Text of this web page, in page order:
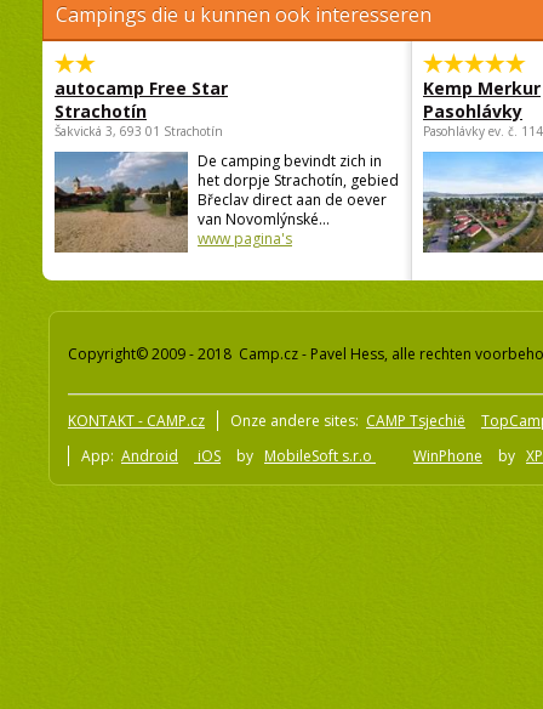
Campings die u kunnen ook interesseren
autocamp Free Star
Strachotín
Šakvická 3, 693 01 Strachotín
De camping bevindt zich in
het dorpje Strachotín, gebied
Břeclav direct aan de oever
van Novomlýnské...
www pagina's
Kemp Merkur
Pasohlávky
Pasohlávky ev. č.
Copyright© 2009 - 2018 Camp.cz - Pavel Hess, alle rechten
KONTAKT - CAMP.cz Onze andere sites: CAMP Tsjechië
App: Android iOS by MobileSoft s.r.o WinPhone by